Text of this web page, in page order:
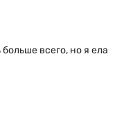
всего, но я ела